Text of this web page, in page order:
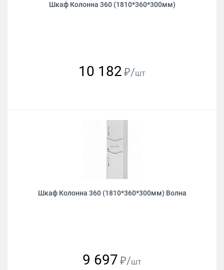
Шкаф Колонна 360 (1810*360*300мм)
10 182 ₽/шт
Шкаф Колонна 360 (1810*360*300мм) Волна
9 697 ₽/шт